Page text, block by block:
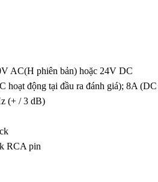
AC(H phiên bản) hoặc 24V DC
động tại đầu ra đánh giá); 8A
(+ / 3 dB)
RCA pin